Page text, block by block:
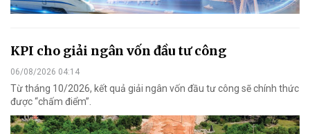
KPI cho giải ngân vốn đầu tư công
06/08/2026 04:14
Từ tháng 10/2026, kết quả giải ngân vốn đầu tư công sẽ chính thức
được “chấm điểm”.